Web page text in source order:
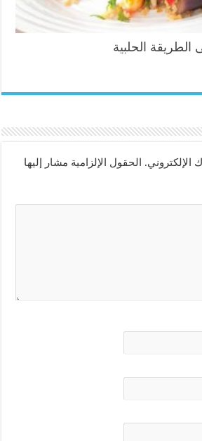
الحلبية
الإلكتروني.
الحقول الإلزامية مشار إليها